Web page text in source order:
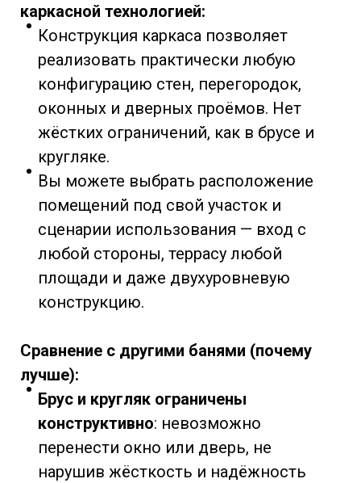
каркасной технологией:
Конструкция каркаса позволяет
реализовать практически любую
конфигурацию стен, перегородок,
оконных и дверных проёмов. Нет
жёстких ограничений, как в брусе и
кругляке.
Вы можете выбрать расположение
помещений под свой участок и
сценарии использования — вход с
любой стороны, террасу любой
площади и даже двухуровневую
конструкцию.
Сравнение с другими банями (почему
лучше):
Брус и кругляк ограничены
конструктивно: невозможно
перенести окно или дверь, не
нарушив жёсткость и надёжность